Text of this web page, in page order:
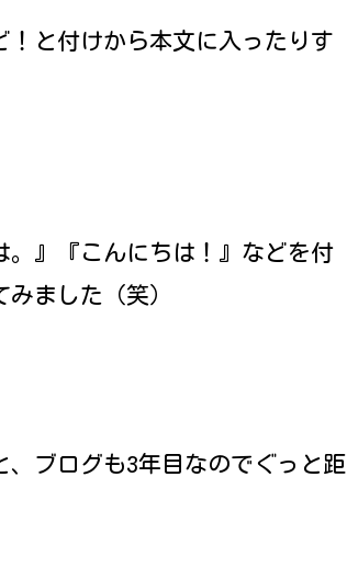
と付けから本文に入ったりす
。』『こんにちは！』などを付
ました（笑）
ブログも3年目なのでぐっと距